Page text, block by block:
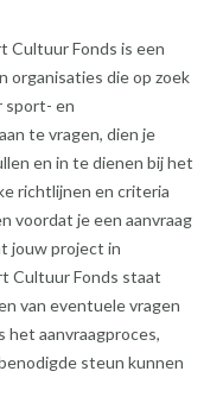
Cultuur Fonds is een
organisaties die op zoek
sport- en
te vragen, dien je
en in te dienen bij het
richtlijnen en criteria
voordat je een aanvraag
jouw project in
Cultuur Fonds staat
van eventuele vragen
aanvraagproces,
steun kunnen